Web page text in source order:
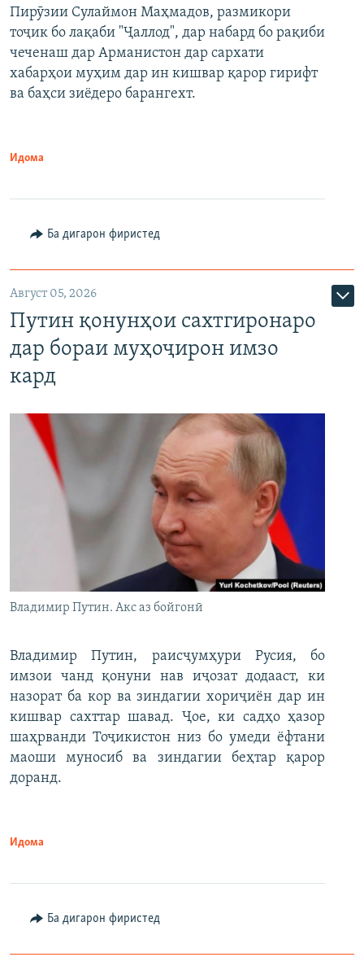
Auto 240p 360p 480p
720p 1080p
360p
480p
Пирӯзии Сулаймон Маҳмадов, размикори
тоҷик бо лақаби "Ҷаллод", дар набард бо рақиби
чеченаш дар Арманистон дар сархати
хабарҳои муҳим дар ин кишвар қарор гирифт
ва баҳси зиёдеро барангехт.
Идома
Ба дигарон фиристед
Август 05, 2026
Путин қонунҳои сахтгиронаро
дар бораи муҳоҷирон имзо
кард
Владимир Путин. Акс аз бойгонӣ
Владимир Путин, раисҷумҳури Русия, бо
имзои чанд қонуни нав иҷозат додааст, ки
назорат ба кор ва зиндагии хориҷиён дар ин
кишвар сахттар шавад. Ҷое, ки садҳо ҳазор
шаҳрванди Тоҷикистон низ бо умеди ёфтани
маоши муносиб ва зиндагии беҳтар қарор
доранд.
Идома
Ба дигарон фиристед